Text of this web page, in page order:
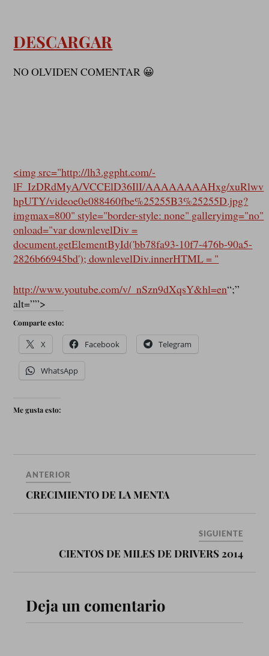
DESCARGAR
NO OLVIDEN COMENTAR 😀
<img src="http://lh3.ggpht.com/-
lF_IzDRdMyA/VCCElD36IlI/AAAAAAAAHxg/xuRlwv
hpUTY/videoe0e088460fbe%25255B3%25255D.jpg?
imgmax=800" style="border-style: none" galleryimg="no"
onload="var downlevelDiv =
document.getElementById('bb78fa93-10f7-476b-90a5-
2826b66945bd'); downlevelDiv.innerHTML = "
http://www.youtube.com/v/_nSzn9dXqsY&hl=en“;”
alt=””>
Comparte esto:
X Facebook Telegram
WhatsApp
Me gusta esto:
ANTERIOR
CRECIMIENTO DE LA MENTA
SIGUIENTE
CIENTOS DE MILES DE DRIVERS 2014
Deja un comentario